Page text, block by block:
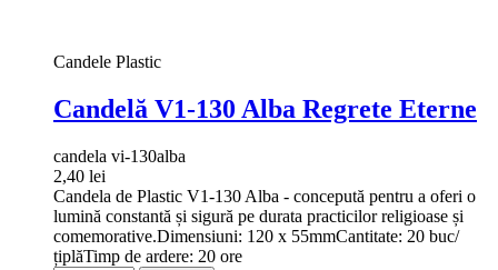
Candele Plastic
Candelă V1-130 Alba Regrete Eterne
candela vi-130alba
2,40 lei
Candela de Plastic V1-130 Alba - concepută pentru a oferi o
lumină constantă și sigură pe durata practicilor religioase și
comemorative.Dimensiuni: 120 x 55mmCantitate: 20 buc/
țiplăTimp de ardere: 20 ore